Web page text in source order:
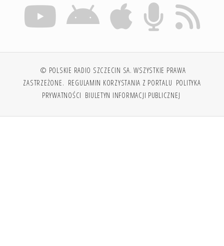
© POLSKIE RADIO SZCZECIN SA. WSZYSTKIE PRAWA
ZASTRZEŻONE. REGULAMIN KORZYSTANIA Z PORTALU POLITYKA
PRYWATNOŚCI BIULETYN INFORMACJI PUBLICZNEJ